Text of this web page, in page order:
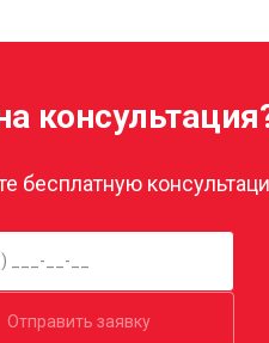
бесплатную
Отправить заявку